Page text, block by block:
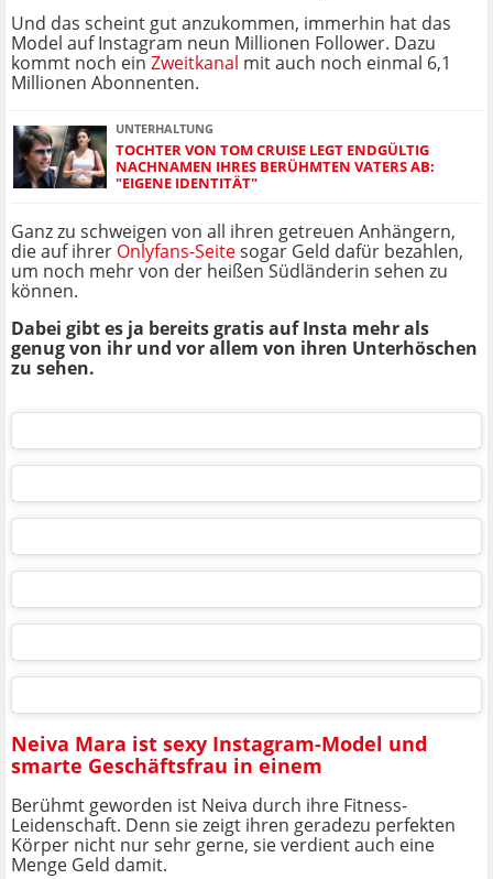
Und das scheint gut anzukommen, immerhin hat das
Model auf Instagram neun Millionen Follower. Dazu
kommt noch ein Zweitkanal mit auch noch einmal 6,1
Millionen Abonnenten.
UNTERHALTUNG
TOCHTER VON TOM CRUISE LEGT ENDGÜLTIG
NACHNAMEN IHRES BERÜHMTEN VATERS AB:
"EIGENE IDENTITÄT"
Ganz zu schweigen von all ihren getreuen Anhängern,
die auf ihrer Onlyfans-Seitesogar Geld dafür bezahlen,
um noch mehr von der heißen Südländerin sehen zu
können.
Dabei gibt es ja bereits gratis auf Insta mehr als
genug von ihr und vor allem von ihren Unterhöschen
zu sehen.
Neiva Mara ist sexy Instagram-Model und
smarte Geschäftsfrau in einem
Berühmt geworden ist Neiva durch ihre Fitness-
Leidenschaft. Denn sie zeigt ihren geradezu perfekten
Körper nicht nur sehr gerne, sie verdient auch eine
Menge Geld damit.